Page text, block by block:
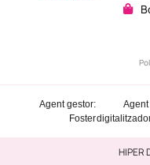
Agent
Agent gestor:
Foster
HIPER